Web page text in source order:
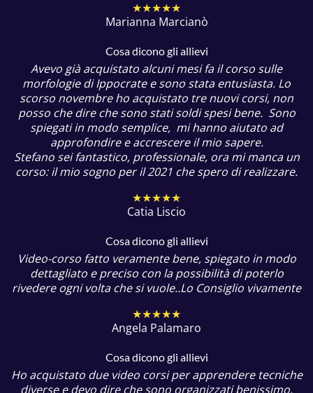
★★★★★
Marianna Marcianò
Cosa dicono gli allievi
Avevo già acquistato alcuni mesi fa il corso sulle
morfologie di Ippocrate e sono stata entusiasta. Lo
scorso novembre ho acquistato tre nuovi corsi, non
posso che dire che sono stati soldi spesi bene. Sono
spiegati in modo semplice, mi hanno aiutato ad
approfondire e accrescere il mio sapere.
Stefano sei fantastico, professionale, ora mi manca un
corso: il mio sogno per il 2021 che spero di realizzare.
★★★★★
Catia Liscio
Cosa dicono gli allievi
Video-corso fatto veramente bene, spiegato in modo
dettagliato e preciso con la possibilità di poterlo
rivedere ogni volta che si vuole..Lo Consiglio vivamente
★★★★★
Angela Palamaro
Cosa dicono gli allievi
Ho acquistato due video corsi per apprendere tecniche
diverse e devo dire che sono organizzati benissimo,